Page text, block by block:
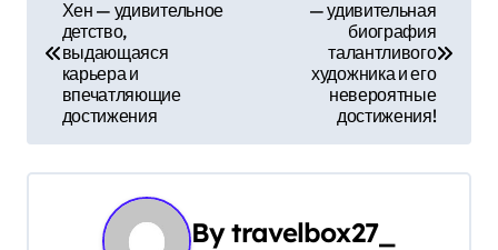
г
Хен — удивительное
детство,
выдающаяся
карьера и
впечатляющие
достижения
— удивительная
биография
талантливого
художника и его
невероятные
достижения!
Bytravelbox27_